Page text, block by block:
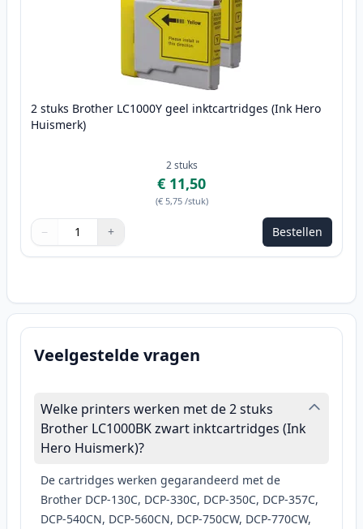
2 stuks Brother LC1000Y geel inktcartridges (Ink Hero
Huismerk)
2 stuks
€ 11,50
(€ 5,75 /stuk)
Aantal
Gebruik de knoppen om aan te passen
− +
Aantal 1 Bestellen
Veelgestelde vragen
Welke printers werken met de 2 stuks
Brother LC1000BK zwart inktcartridges (Ink
Hero Huismerk)?
De cartridges werken gegarandeerd met de
Brother DCP-130C, DCP-330C, DCP-350C, DCP-357C,
DCP-540CN, DCP-560CN, DCP-750CW, DCP-770CW,